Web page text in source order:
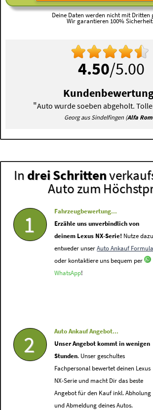
Deine Daten werden nicht mit Dritten
Wir garantieren 100%
4.50/5.00
"Auto wurde soeben abgeholt.
Georg aus Sindelfingen (Alfa
In drei Schritten
Auto zum
1
Fahrzeugbewertung...
Erzähle uns unverbindlich von
deinem Lexus NX-Serie! Nutze dazu
entweder unserAuto Ankauf
oder kontaktiere uns bequem per
WhatsApp!
2
Auto Ankauf Angebot...
Unser Angebot kommt in wenigen
Stunden. Unser geschultes
Fachpersonal bewertet deinen Lexus
NX-Serie und macht Dir das beste
Angebot für den Kauf inkl. Abholung
und Abmeldung deines Autos.